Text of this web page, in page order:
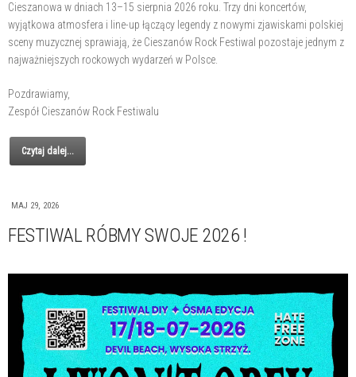
Cieszanowa w dniach 13–15 sierpnia 2026 roku. Trzy dni koncertów,
wyjątkowa atmosfera i line-up łączący legendy z nowymi zjawiskami polskiej
sceny muzycznej sprawiają, że Cieszanów Rock Festiwal pozostaje jednym z
najważniejszych rockowych wydarzeń w Polsce.
Pozdrawiamy,
Zespół Cieszanów Rock Festiwalu
Czytaj dalej...
MAJ 29, 2026
FESTIWAL RÓBMY SWOJE 2026 !